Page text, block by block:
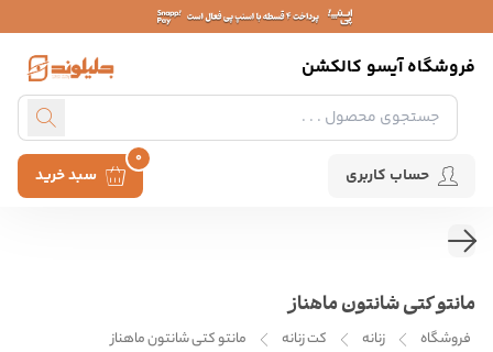
فروشگاه آیسو کالکشن
حساب کاربری سبد خرید
0
مانتو کتی شانتون ماهناز
فروشگاه زنانه کت زنانه مانتو کتی شانتون ماهناز